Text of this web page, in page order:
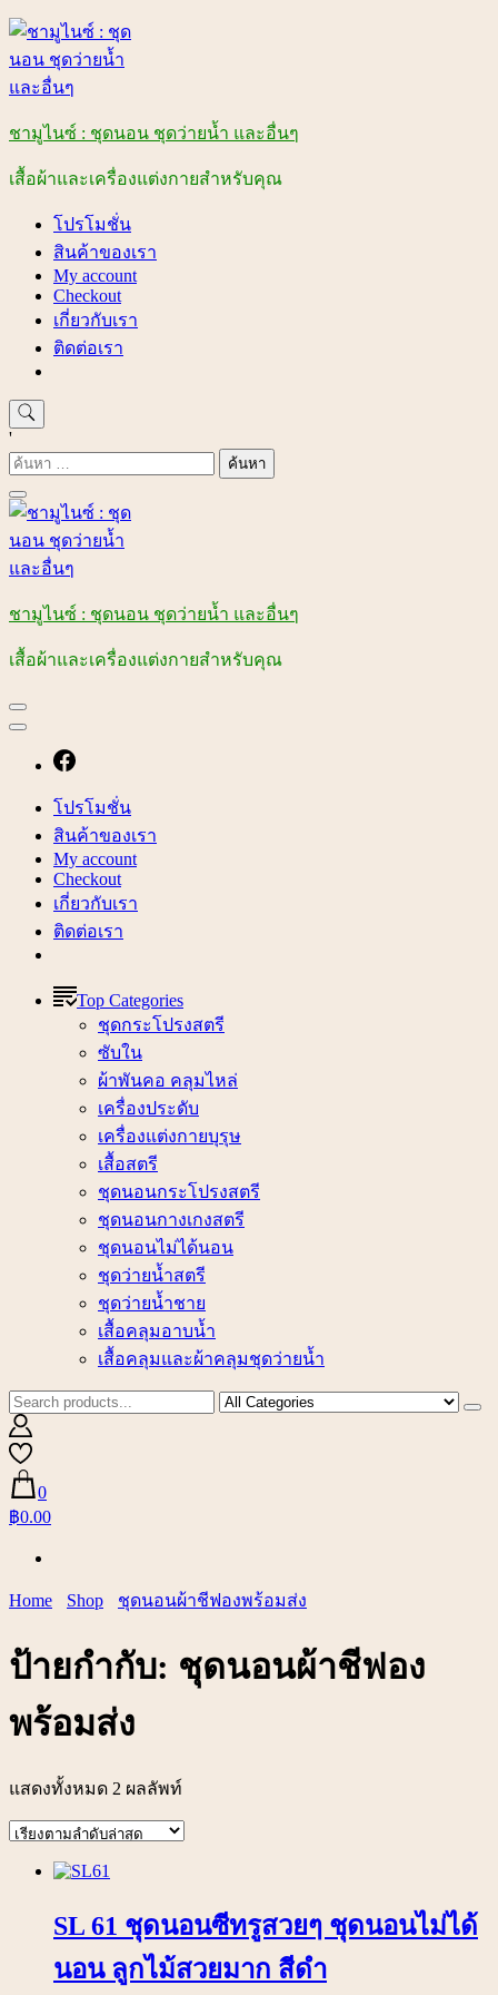
Skip
content
ชามูไนซ์ : ชุดนอน ชุดว่ายน้ำ และอื่นๆ
เสื้อผ้าและเครื่องแต่งกายสำหรับคุณ
โปรโมชั่น
สินค้าของเรา
My account
Checkout
เกี่ยวกับเรา
ติดต่อเรา
'
ค้นหา
สำหรับ:
ชามูไนซ์ : ชุดนอน ชุดว่ายน้ำ และอื่นๆ
เสื้อผ้าและเครื่องแต่งกายสำหรับคุณ
โปรโมชั่น
สินค้าของเรา
My account
Checkout
เกี่ยวกับเรา
ติดต่อเรา
Top Categories
ชุดกระโปรงสตรี
ซับใน
ผ้าพันคอ คลุมไหล่
เครื่องประดับ
เครื่องแต่งกายบุรุษ
เสื้อสตรี
ชุดนอนกระโปรงสตรี
ชุดนอนกางเกงสตรี
ชุดนอนไม่ได้นอน
ชุดว่ายน้ำสตรี
ชุดว่ายน้ำชาย
เสื้อคลุมอาบน้ำ
เสื้อคลุมและผ้าคลุมชุดว่ายน้ำ
0
฿0.00
Home Shop ชุดนอนผ้าชีฟองพร้อมส่ง
ป้ายกำกับ: ชุดนอนผ้าชีฟอง
พร้อมส่ง
แสดงทั้งหมด 2 ผลลัพท์
SL 61 ชุดนอนซีทรูสวยๆ ชุดนอนไม่ได้
นอน ลูกไม้สวยมาก สีดำ